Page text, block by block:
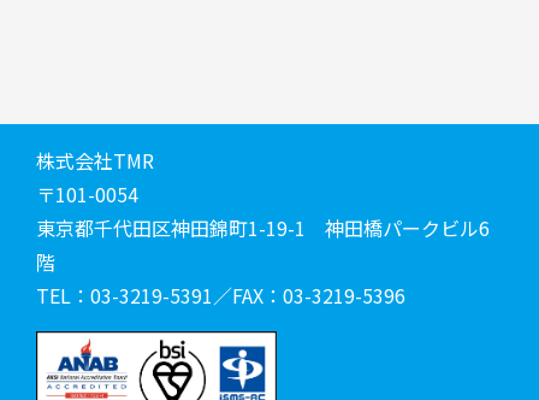
株式会社TMR
〒101-0054
東京都千代田区神田錦町1-19-1 神田橋パークビル6
階
TEL：03-3219-5391／FAX：03-3219-5396